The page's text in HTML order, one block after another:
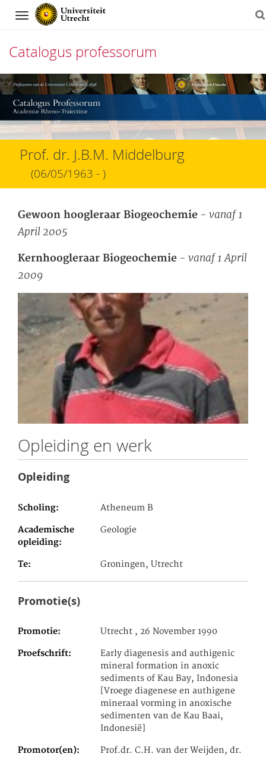
Navigation
Catalogus professorum
Direct
naar
het
inhoud
Prof. dr. J.B.M. Middelburg
(06/05/1963 - )
Gewoon hoogleraar Biogeochemie - vanaf 1
April 2005
Kernhoogleraar Biogeochemie - vanaf 1 April
2009
Opleiding en werk
Opleiding
Scholing Atheneum B
Academische
opleiding
Geologie
Te Groningen, Utrecht
Promotie(s)
Promotie Utrecht , 26 November 1990
Proefschrift
Early diagenesis and authigenic
mineral formation in anoxic
sediments of Kau Bay, Indonesia
[Vroege diagenese en authigene
mineraal vorming in anoxische
sedimenten van de Kau Baai,
Indonesië]
Promotor(en)
Prof.dr. C.H. van der Weijden, dr.